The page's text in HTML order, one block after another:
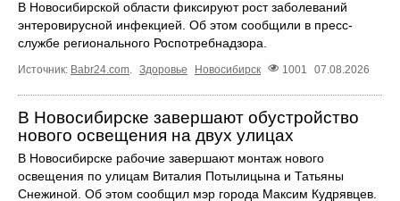
В Новосибирской области фиксируют рост заболеваний
энтеровирусной инфекцией. Об этом сообщили в пресс-
службе регионального Роспотребнадзора.
Источник: Babr24.com Здоровье Новосибирск 1001 07.08.2026
В Новосибирске завершают обустройство
нового освещения на двух улицах
В Новосибирске рабочие завершают монтаж нового
освещения по улицам Виталия Потылицына и Татьяны
Снежиной. Об этом сообщил мэр города Максим Кудрявцев.